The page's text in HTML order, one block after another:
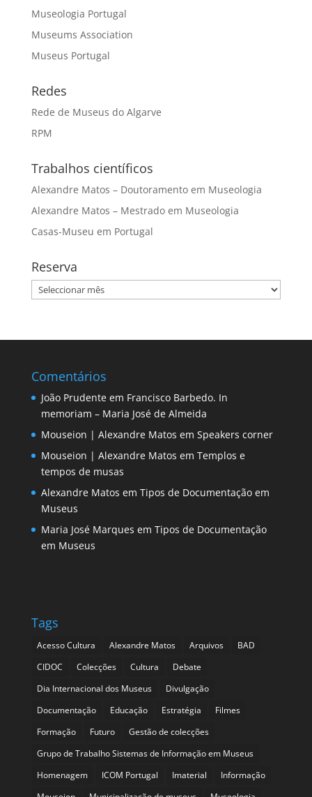
Museologia Portugal
Museums Association
Museus Portugal
Redes
Rede de Museus do Algarve
RPM
Trabalhos científicos
Alexandre Matos – Doutoramento em Museologia
Alexandre Matos – Mestrado em Museologia
Casas-Museu em Portugal
Reserva
Reserva
Comentários
João Prudenteem Francisco Barbedo. In
memoriam – Maria José de Almeida
Mouseion | Alexandre Matos em Speakers corner
Mouseion | Alexandre Matos em Templos e
tempos de musas
Alexandre Matos em Tipos de Documentação em
Museus
Maria José Marques em Tipos de Documentação
em Museus
Tags
Acesso Cultura Alexandre Matos Arquivos
BAD
CIDOC
Colecções Cultura
Debate
Dia Internacional dos Museus
Divulgação
Documentação
Educação Estratégia
Filmes
Formação
Futuro
Gestão de colecções
Grupo de Trabalho Sistemas de Informação em Museus
Homenagem
ICOM Portugal Imaterial
Informação